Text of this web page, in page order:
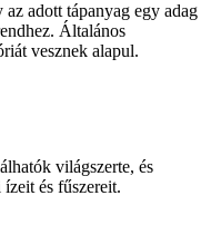
adott tápanyag egy adag
Általános
vesznek alapul.
világszerte, és
és fűszereit.